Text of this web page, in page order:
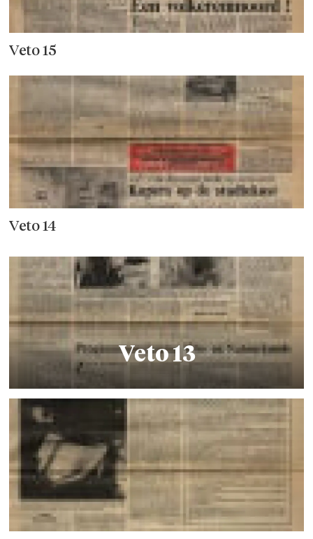
Veto 15
Veto 14
Veto 13